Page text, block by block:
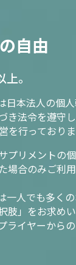
自由
。
日本法人の個人
き法令を遵守し
を行っておりま
プリメントの個
場合のみご利用
一人でも多く
肢」をお求め
ライヤーから